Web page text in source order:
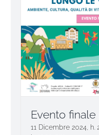
Evento
11 Dicembre 2024, h.